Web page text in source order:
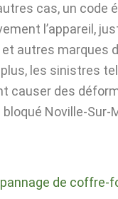
cas, un code
l’appareil,
autres marques
les sinistres
causer des
Noville-Sur-
de coffre-